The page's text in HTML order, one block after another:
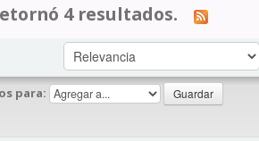
4 resultados.
para: